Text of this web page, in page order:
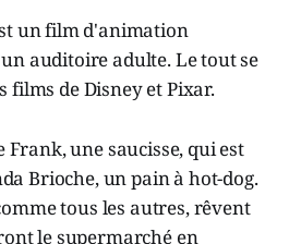
un film d'animation
auditoire adulte. Le tout se
films de Disney et Pixar.
Frank, une saucisse, qui est
Brioche, un pain à hot-dog.
tous les autres, rêvent
le supermarché en